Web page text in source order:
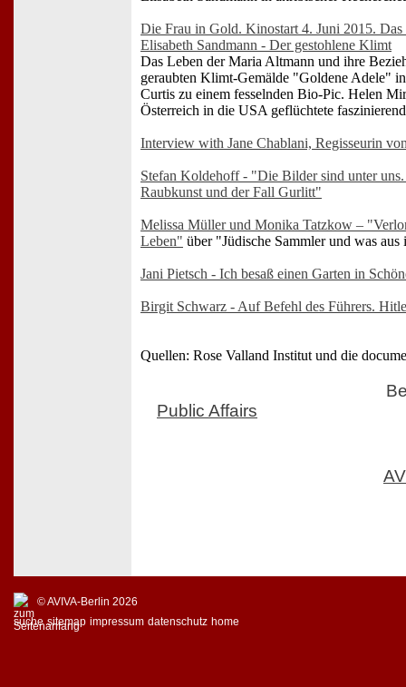
Die Frau in Gold. Kinostart 4. Juni 2015.
Elisabeth Sandmann - Der gestohlene Klimt
Das Leben der Maria Altmann und ihre
geraubten Klimt-Gemälde "Goldene Adele"
Curtis zu einem fesselnden Bio-Pic. Helen
Österreich in die USA geflüchtete
Interview with Jane Chablani, Regisseurin
Stefan Koldehoff - "Die Bilder sind unter
Raubkunst und der Fall Gurlitt"
Melissa Müller und Monika Tatzkow –
Leben" über "Jüdische Sammler und was
Jani Pietsch - Ich besaß einen Garten in
Birgit Schwarz - Auf Befehl des Führers.
Quellen: Rose Valland Institut und die
Public Affairs
© AVIVA-Berlin 2026
suche sitemap impressum datenschutz home